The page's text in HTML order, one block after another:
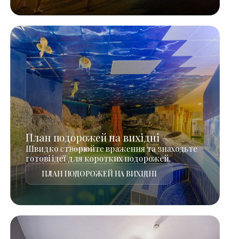
План подорожей на вихідні
Швидко створюйте враження та знаходьте
готові ідеї для коротких подорожей.
ПЛАН ПОДОРОЖЕЙ НА ВИХІДНІ